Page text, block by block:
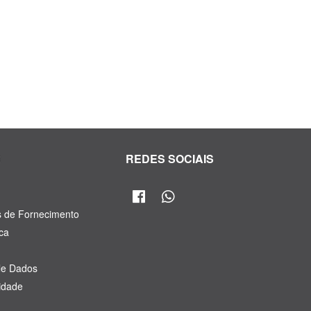
de Fornecimento
Dados
REDES SOCIAIS